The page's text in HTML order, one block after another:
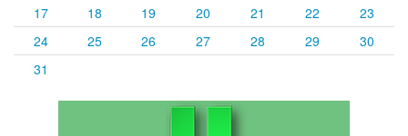
17
18 19 20 21 22
23
24
25 26 27 28 29
30
31